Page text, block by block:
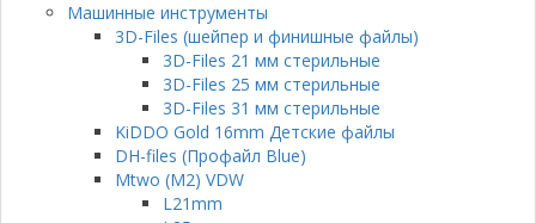
Машинные инструменты
3D-Files (шейпер и финишные файлы)
3D-Files 21 мм стерильные
3D-Files 25 мм стерильные
3D-Files 31 мм стерильные
KiDDO Gold 16mm Детские файлы
DH-files (Профайл Blue)
Mtwo (M2) VDW
L21mm